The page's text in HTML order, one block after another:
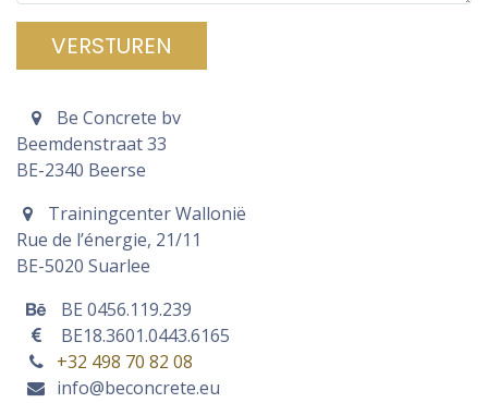
VERSTUREN
Be Concrete bv
Beemdenstraat 33
BE-2340 Beerse
Trainingcenter Wallonië
Rue de l’énergie, 21/11
BE-5020 Suarlee
BE 0456.119.239
BE18.3601.0443.6165
+32 498 70 82 08
info@beconcrete.eu